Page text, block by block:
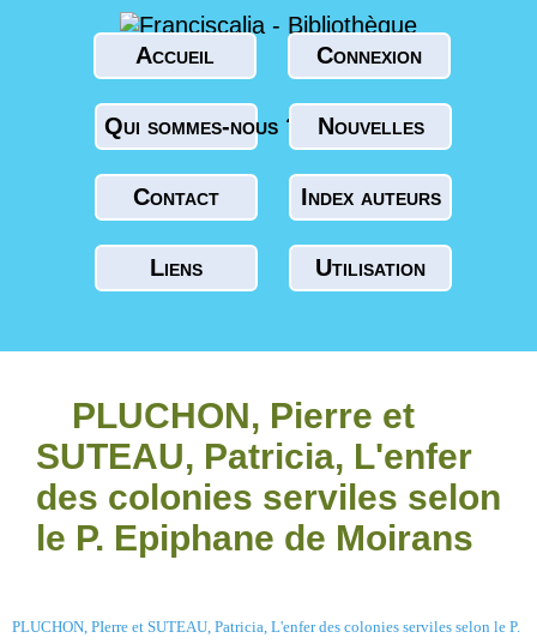
Accueil Connexion
Qui sommes-nous ? Nouvelles
Contact Index auteurs
Liens Utilisation
PLUCHON, Pierre et
SUTEAU, Patricia, L'enfer
des colonies serviles selon
le P. Epiphane de Moirans
PLUCHON, PIerre et SUTEAU, Patricia, L'enfer des colonies serviles selon le P.